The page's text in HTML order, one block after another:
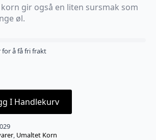
gir også en liten sursmak som
øl.
for å få fri frakt
I Handlekurv
, Umaltet Korn